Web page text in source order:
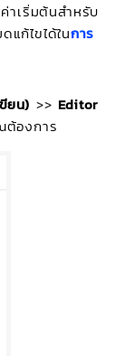
าเริ่มต้นสำหรับ
ก้ไขได้ในการ
ยน) >> Editor
ต้องการ